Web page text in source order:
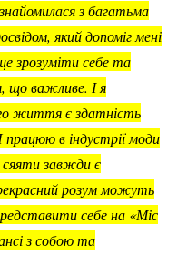
з багатьма
який допоміг мені
зрозуміти себе та
що важливе. І я
життя є здатність
в індустрії моди
завжди є
розум можуть
себе на «Міс
з собою та